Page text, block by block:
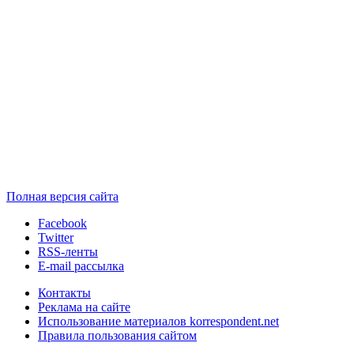
Полная версия сайта
Facebook
Twitter
RSS-ленты
E-mail рассылка
Контакты
Реклама на сайте
Использование материалов korrespondent.net
Правила пользования сайтом